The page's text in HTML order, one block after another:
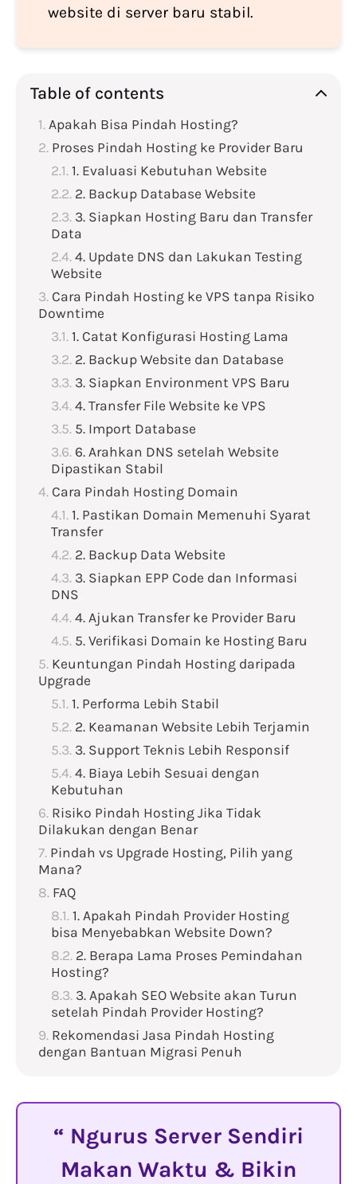
website di server baru stabil.
Table of contents
Apakah Bisa Pindah Hosting?
Proses Pindah Hosting ke Provider Baru
1. Evaluasi Kebutuhan Website
2. Backup Database Website
3. Siapkan Hosting Baru dan Transfer
Data
4. Update DNS dan Lakukan Testing
Website
Cara Pindah Hosting ke VPS tanpa Risiko
Downtime
1. Catat Konfigurasi Hosting Lama
2. Backup Website dan Database
3. Siapkan Environment VPS Baru
4. Transfer File Website ke VPS
5. Import Database
6. Arahkan DNS setelah Website
Dipastikan Stabil
Cara Pindah Hosting Domain
1. Pastikan Domain Memenuhi Syarat
Transfer
2. Backup Data Website
3. Siapkan EPP Code dan Informasi
DNS
4. Ajukan Transfer ke Provider Baru
5. Verifikasi Domain ke Hosting Baru
Keuntungan Pindah Hosting daripada
Upgrade
1. Performa Lebih Stabil
2. Keamanan Website Lebih Terjamin
3. Support Teknis Lebih Responsif
4. Biaya Lebih Sesuai dengan
Kebutuhan
Risiko Pindah Hosting Jika Tidak
Dilakukan dengan Benar
Pindah vs Upgrade Hosting, Pilih yang
Mana?
FAQ
1. Apakah Pindah Provider Hosting
bisa Menyebabkan Website Down?
2. Berapa Lama Proses Pemindahan
Hosting?
3. Apakah SEO Website akan Turun
setelah Pindah Provider Hosting?
Rekomendasi Jasa Pindah Hosting
dengan Bantuan Migrasi Penuh
Ngurus Server Sendiri
Makan Waktu & Bikin